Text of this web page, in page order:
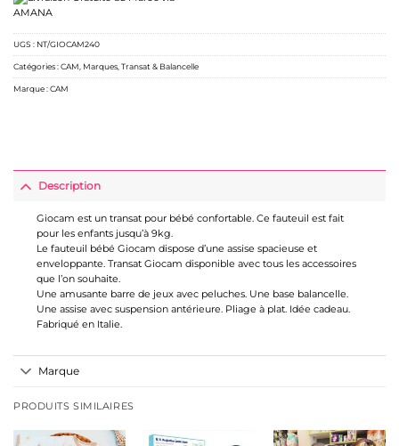
UGS : NT/GIOCAM240
Catégories :CAM Marques Transat & Balancelle
Marque :CAM
Description
Giocam est un transat pour bébé confortable. Ce fauteuil est fait
pour les enfants jusqu’à 9kg.
Le fauteuil bébé Giocam dispose d’une assise spacieuse et
enveloppante. Transat Giocam disponible avec tous les accessoires
que l’on souhaite.
Une amusante barre de jeux avec peluches. Une base balancelle.
Une assise avec suspension antérieure. Pliage à plat. Idée cadeau.
Fabriqué en Italie.
Marque
PRODUITS SIMILAIRES